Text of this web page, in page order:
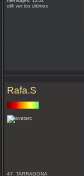
clik ver los últimos
Rafa.S
47 TARRAGONA